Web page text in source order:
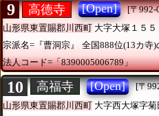
9 高德寺 [Open]
[〒992-
山形県東置賜郡川西町 大字大塚１５５
宗派名=『曹洞宗』
全国888位(13カ寺)
法人コード=「8390005006789」
10 高福寺 [Open]
[〒
山形県東置賜郡川西町 大字西大塚字菊